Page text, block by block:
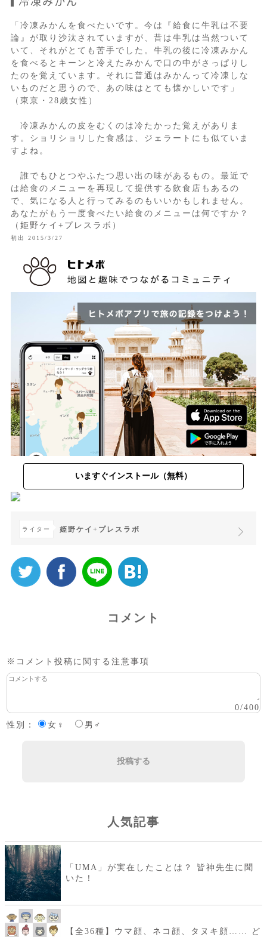
「冷凍みかんを食べたいです。今は『給食に牛乳は不要
論』が取り沙汰されていますが、昔は牛乳は当然ついて
いて、それがとても苦手でした。牛乳の後に冷凍みかん
を食べるとキーンと冷えたみかんで口の中がさっぱりし
たのを覚えています。それに普通はみかんって冷凍しな
いものだと思うので、あの味はとても懐かしいです」
（東京・28歳女性）
冷凍みかんの皮をむくのは冷たかった覚えがありま
す。ショリショリした食感は、ジェラートにも似ていま
すよね。
誰でもひとつやふたつ思い出の味があるもの。最近で
は給食のメニューを再現して提供する飲食店もあるの
で、気になる人と行ってみるのもいいかもしれません。
あなたがもう一度食べたい給食のメニューは何ですか？
（姫野ケイ+プレスラボ）
初出 2015/3/27
いますぐインストール（無料）
ライター 姫野ケイ+プレスラボ
コメント
※コメント投稿に関する注意事項
0/400
性別：
女♀ 男♂
投稿する
人気記事
「UMA」が実在したことは？ 皆神先生に聞
いた！
【全36種】ウマ顔、ネコ顔、タヌキ顔…… ど